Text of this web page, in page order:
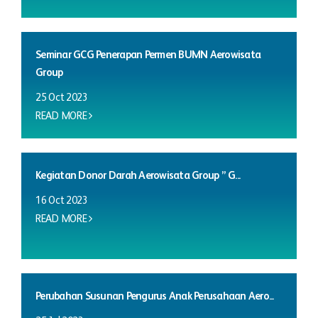
Seminar GCG Penerapan Permen BUMN Aerowisata
Group
25 Oct 2023
READ MORE
Kegiatan Donor Darah Aerowisata Group ” G...
16 Oct 2023
READ MORE
Perubahan Susunan Pengurus Anak Perusahaan Aero...